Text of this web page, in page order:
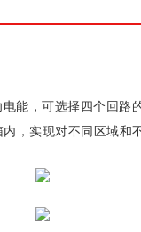
能，可选择四个回
，实现对不同区域和